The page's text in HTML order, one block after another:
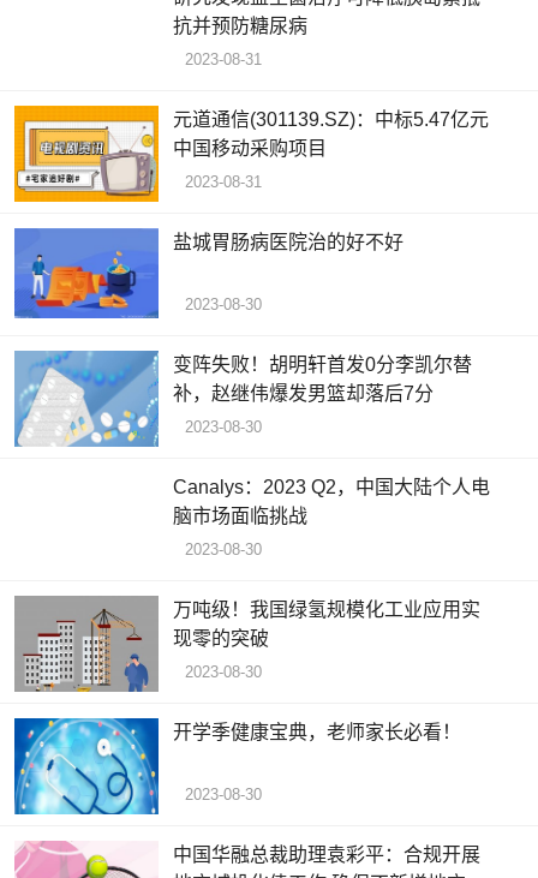
抗并预防糖尿病
2023-08-31
元道通信(301139.SZ)：中标5.47亿元
中国移动采购项目
2023-08-31
盐城胃肠病医院治的好不好
2023-08-30
变阵失败！胡明轩首发0分李凯尔替
补，赵继伟爆发男篮却落后7分
2023-08-30
Canalys：2023 Q2，中国大陆个人电
脑市场面临挑战
2023-08-30
万吨级！我国绿氢规模化工业应用实
现零的突破
2023-08-30
开学季健康宝典，老师家长必看！
2023-08-30
中国华融总裁助理袁彩平：合规开展